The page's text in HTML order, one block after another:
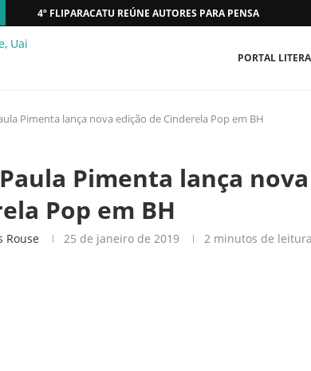
4º FLIPARACATU REÚNE AUTORES PARA PENSAR O
PORTAL
Pimenta lança nova edição de Cinderela Pop em BH
Pimenta lança
Pop em BH
Rouse 25 de janeiro de 2019 2 minutos de leitura